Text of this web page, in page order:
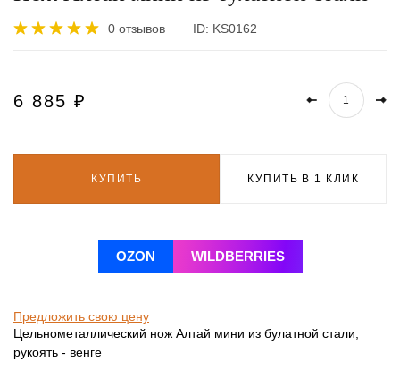
0 отзывов ID: KS0162
6 885 ₽
КУПИТЬ КУПИТЬ В 1 КЛИК
OZON WILDBERRIES
Предложить свою цену
Цельнометаллический нож Алтай мини из булатной стали,
рукоять - венге